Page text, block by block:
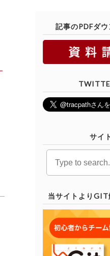
記事のPDFダ
サイ
当サイトよりGIT